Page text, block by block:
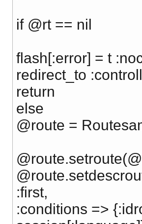
if @rt == nil
flash[:error] = t
redirect_to
return
else
@route =
:first,
:conditions =>